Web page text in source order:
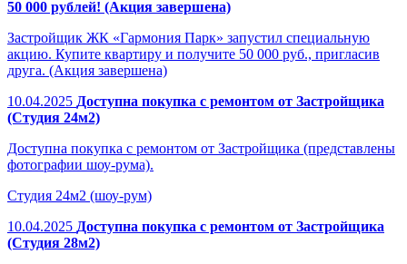
50 000 рублей! (Акция завершена)
Застройщик ЖК «Гармония Парк» запустил специальную
акцию. Купите квартиру и получите 50 000 руб., пригласив
друга. (Акция завершена)
10.04.2025 Доступна покупка с ремонтом от Застройщика
(Студия 24м2)
Доступна покупка с ремонтом от Застройщика (представлены
фотографии шоу-рума).
Студия 24м2 (шоу-рум)
10.04.2025 Доступна покупка с ремонтом от Застройщика
(Студия 28м2)